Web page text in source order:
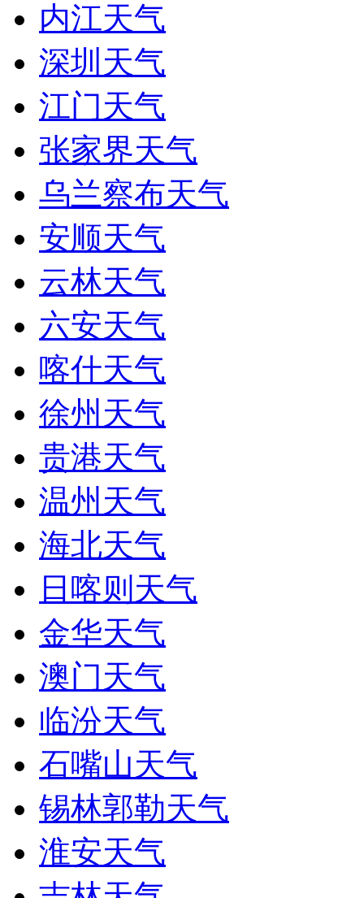
内江天气
深圳天气
江门天气
张家界天气
乌兰察布天气
安顺天气
云林天气
六安天气
喀什天气
徐州天气
贵港天气
温州天气
海北天气
日喀则天气
金华天气
澳门天气
临汾天气
石嘴山天气
锡林郭勒天气
淮安天气